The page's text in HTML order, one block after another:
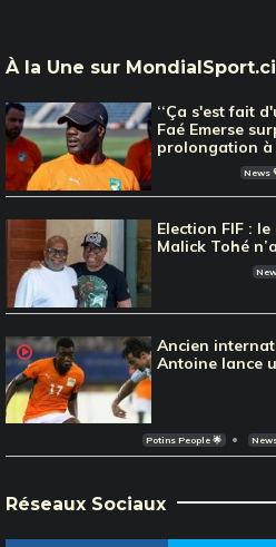
À la Une sur MondialSport.ci
‘‘Ça s'est fait
Faé Emerse
prolongation à
News
Election FIF :
Malick Tohé
Ancien
Antoine lance
Potins People 🌟
Réseaux Sociaux